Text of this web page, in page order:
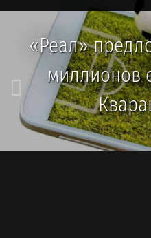
«Реал»
миллионов